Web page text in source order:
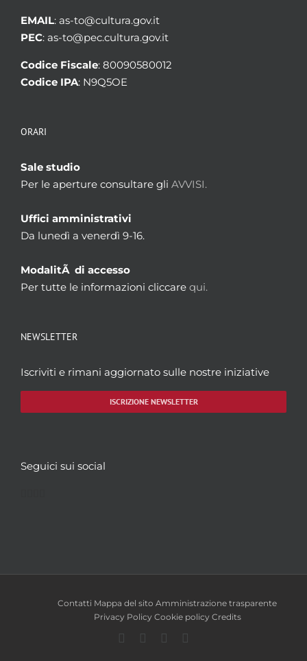
EMAIL: as-to@cultura.gov.it
PEC: as-to@pec.cultura.gov.it
Codice Fiscale: 80090580012
Codice IPA: N9Q5OE
ORARI
Sale studio
Per le aperture consultare gli AVVISI.
Uffici amministrativi
Da lunedì a venerdì 9-16.
ModalitÃ di accesso
Per tutte le informazioni cliccare qui.
NEWSLETTER
Iscriviti e rimani aggiornato sulle nostre iniziative
ISCRIZIONE NEWSLETTER
Seguici sui social
Contatti Mappa del sito Amministrazione trasparente
Privacy Policy Cookie policy Credits
Facebook
TwitterYouTube